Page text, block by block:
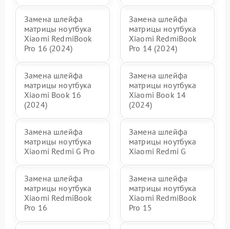
Замена шлейфа
матрицы ноутбука
Xiaomi RedmiBook
Pro 16 (2024)
Замена шлейфа
матрицы ноутбука
Xiaomi RedmiBook
Pro 14 (2024)
Замена шлейфа
матрицы ноутбука
Xiaomi Book 16
(2024)
Замена шлейфа
матрицы ноутбука
Xiaomi Book 14
(2024)
Замена шлейфа
матрицы ноутбука
Xiaomi Redmi G Pro
Замена шлейфа
матрицы ноутбука
Xiaomi Redmi G
Замена шлейфа
матрицы ноутбука
Xiaomi RedmiBook
Pro 16
Замена шлейфа
матрицы ноутбука
Xiaomi RedmiBook
Pro 15